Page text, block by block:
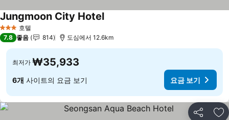
3 성급 호텔
Jungmoon City Hotel
7.8 좋음 814 도심에서 12.6km
최저가 ₩35,933
6개 사이트의 요금 보기 요금 보기
공유 즐